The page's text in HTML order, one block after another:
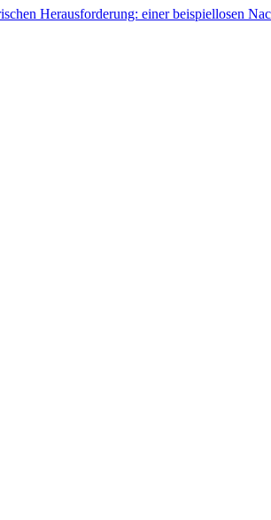
Herausforderung: einer beispiellosen